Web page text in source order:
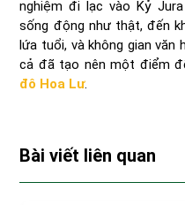
nghiệm đi lạc vào Kỷ
sống động như thật, đến
lứa tuổi, và không gian văn
cả đã tạo nên một điểm
đô Hoa Lư.
Bài viết liên quan